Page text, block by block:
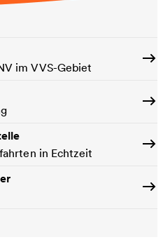
im VVS-Gebiet
in Echtzeit